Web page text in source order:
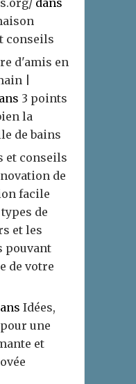
conseils
d'amis en
|
3 points
la
de bains
et conseils
de
facile
de
et les
pouvant
de votre
Idées,
une
et